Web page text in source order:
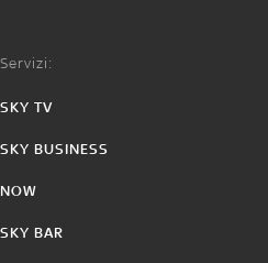
Servizi:
SKY TV
SKY BUSINESS
NOW
SKY BAR